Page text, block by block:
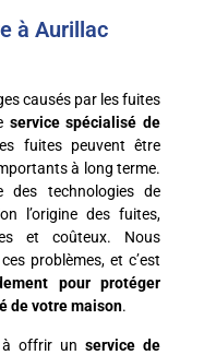
à Aurillac
causés par les fuites
service spécialisé de
fuites peuvent être
à long terme.
des technologies de
l’origine des fuites,
et coûteux. Nous
problèmes, et c’est
pour protéger
de votre maison.
à offrir unservice de